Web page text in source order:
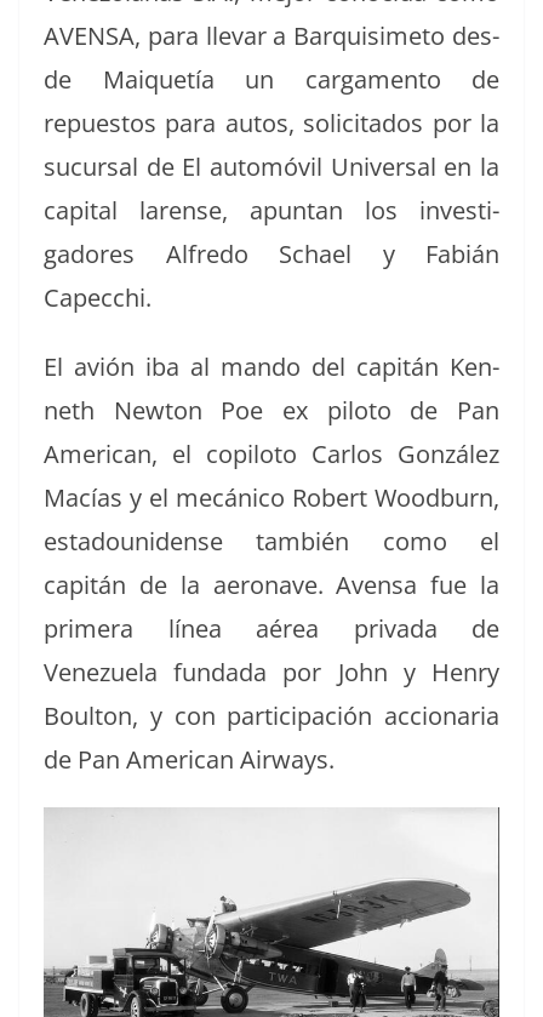
AVENSA, para lle­var a Bar­quisime­to des­
de Mai­quetía un carga­men­to de
repuestos para autos, solic­i­ta­dos por la
sucur­sal de El automóvil Uni­ver­sal en la
cap­i­tal larense, apun­tan los inves­ti­
gadores Alfre­do Schael y Fabián
Capecchi.
El avión iba al man­do del capitán Ken­
neth New­ton Poe ex pilo­to de Pan
Amer­i­can, el copi­lo­to Car­los González
Macías y el mecáni­co Robert Wood­burn,
esta­dounidense tam­bién como el
capitán de la aeron­ave. Aven­sa fue la
primera línea aérea pri­va­da de
Venezuela fun­da­da por John y Hen­ry
Boul­ton, y con par­tic­i­pación accionar­ia
de Pan Amer­i­can Airways.